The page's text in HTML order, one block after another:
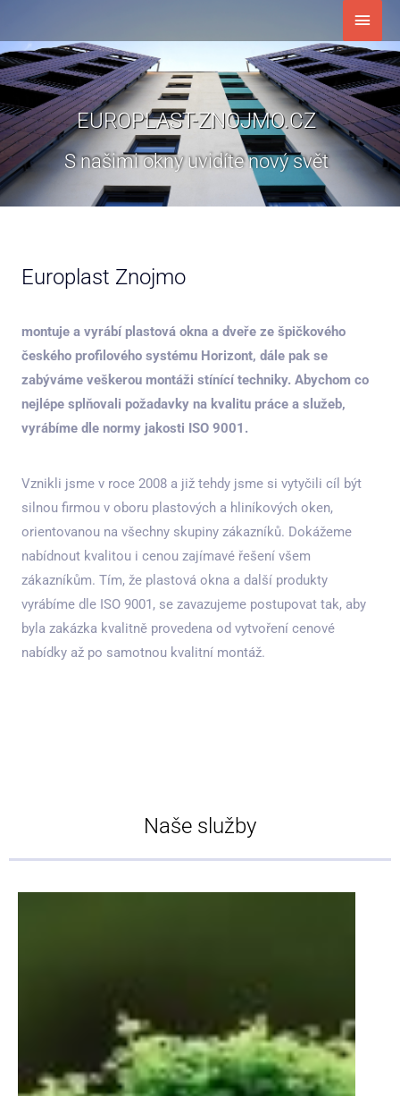
obsah
EUROPLAST-ZNOJMO.CZ
S našimi okny uvidíte nový svět
Europlast Znojmo
montuje a vyrábí plastová okna a dveře ze špičkového
českého profilového systému Horizont, dále pak se
zabýváme veškerou montáži stínící techniky. Abychom co
nejlépe splňovali požadavky na kvalitu práce a služeb,
vyrábíme dle normy jakosti ISO 9001.
Vznikli jsme v roce 2008 a již tehdy jsme si vytyčili cíl být
silnou firmou v oboru plastových a hliníkových oken,
orientovanou na všechny skupiny zákazníků. Dokážeme
nabídnout kvalitou i cenou zajímavé řešení všem
zákazníkům. Tím, že plastová okna a další produkty
vyrábíme dle ISO 9001, se zavazujeme postupovat tak, aby
byla zakázka kvalitně provedena od vytvoření cenové
nabídky až po samotnou kvalitní montáž.
Naše služby